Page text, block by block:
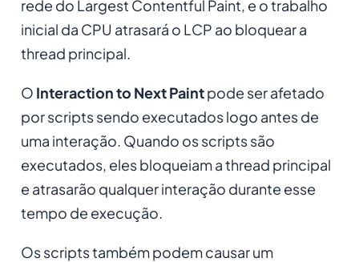
rede do Largest Contentful Paint, e o trabalho
inicial da CPU atrasará o LCP ao bloquear a
thread principal.
O Interaction to Next Paintpode ser afetado
por scripts sendo executados logo antes de
uma interação. Quando os scripts são
executados, eles bloqueiam a thread principal
e atrasarão qualquer interação durante esse
tempo de execução.
Os scripts também podem causar um